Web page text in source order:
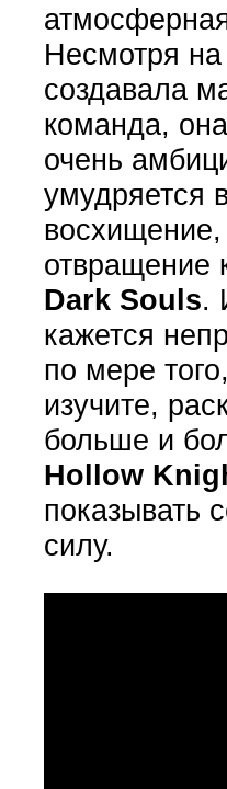
Несмотря на
создавала
команда,
очень
умудряется
восхищение,
отвращение
Dark Souls.
кажется
по мере
изучите,
больше и
Hollow
показывать
силу.